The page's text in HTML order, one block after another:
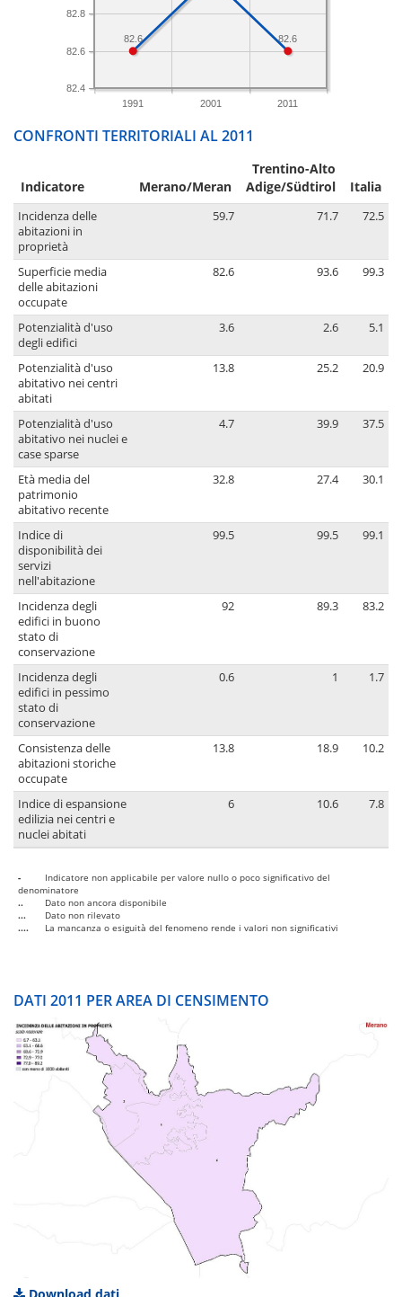
1991 2001 2011
82.4
82.6
82.8
82.6
82.6
CONFRONTI TERRITORIALI AL 2011
Indicatore Merano/Meran
Trentino-Alto
Adige/Südtirol
Italia
Incidenza delle
abitazioni in
proprietà
59.7 71.7 72.5
Superficie media
delle abitazioni
occupate
82.6 93.6 99.3
Potenzialità d'uso
degli edifici
3.6 2.6 5.1
Potenzialità d'uso
abitativo nei centri
abitati
13.8 25.2 20.9
Potenzialità d'uso
abitativo nei nuclei e
case sparse
4.7 39.9 37.5
Età media del
patrimonio
abitativo recente
32.8 27.4 30.1
Indice di
disponibilità dei
servizi
nell'abitazione
99.5 99.5 99.1
Incidenza degli
edifici in buono
stato di
conservazione
92 89.3 83.2
Incidenza degli
edifici in pessimo
stato di
conservazione
0.6 1 1.7
Consistenza delle
abitazioni storiche
occupate
13.8 18.9 10.2
Indice di espansione
edilizia nei centri e
nuclei abitati
6 10.6 7.8
-
Indicatore non applicabile per valore nullo o poco significativo del
denominatore
..
Dato non ancora disponibile
...
Dato non rilevato
....
La mancanza o esiguità del fenomeno rende i valori non significativi
DATI 2011 PER AREA DI CENSIMENTO